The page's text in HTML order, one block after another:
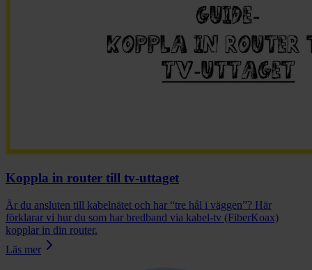
Koppla in router till tv-uttaget
Är du ansluten till kabelnätet och har “tre hål i väggen”? Här
förklarar vi hur du som har bredband via kabel-tv (FiberKoax)
kopplar in din router.
Läs mer